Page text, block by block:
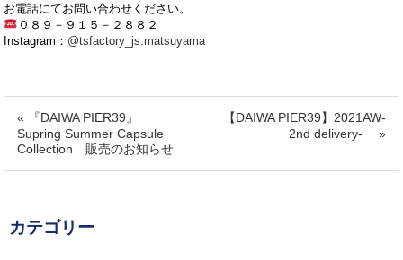
お電話にてお問い合わせください。
０８９－９１５－２８８２
Instagram： @tsfactory_js.matsuyama
« 『DAIWA PIER39』
Supring Summer Capsule
Collection 販売のお知らせ
【DAIWA PIER39】2021AW-
2nd delivery- »
カテゴリー